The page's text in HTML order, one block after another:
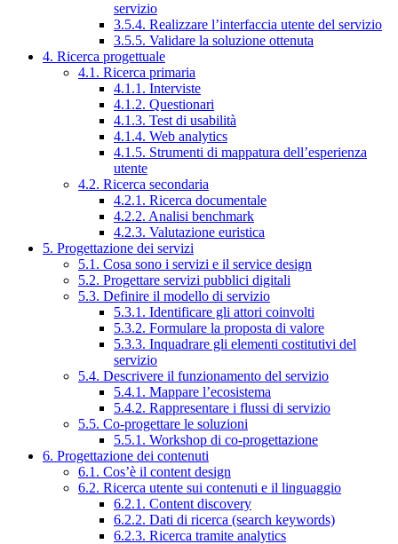
servizio
3.5.4. Realizzare l’interfaccia utente del servizio
3.5.5. Validare la soluzione ottenuta
4. Ricerca progettuale
4.1. Ricerca primaria
4.1.1. Interviste
4.1.2. Questionari
4.1.3. Test di usabilità
4.1.4. Web analytics
4.1.5. Strumenti di mappatura dell’esperienza
utente
4.2. Ricerca secondaria
4.2.1. Ricerca documentale
4.2.2. Analisi benchmark
4.2.3. Valutazione euristica
5. Progettazione dei servizi
5.1. Cosa sono i servizi e il service design
5.2. Progettare servizi pubblici digitali
5.3. Definire il modello di servizio
5.3.1. Identificare gli attori coinvolti
5.3.2. Formulare la proposta di valore
5.3.3. Inquadrare gli elementi costitutivi del
servizio
5.4. Descrivere il funzionamento del servizio
5.4.1. Mappare l’ecosistema
5.4.2. Rappresentare i flussi di servizio
5.5. Co-progettare le soluzioni
5.5.1. Workshop di co-progettazione
6. Progettazione dei contenuti
6.1. Cos’è il content design
6.2. Ricerca utente sui contenuti e il linguaggio
6.2.1. Content discovery
6.2.2. Dati di ricerca (search keywords)
6.2.3. Ricerca tramite analytics